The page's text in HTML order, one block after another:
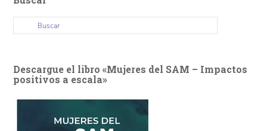
Descargue el libro «Mujeres del SAM – Impactos
positivos a escala»